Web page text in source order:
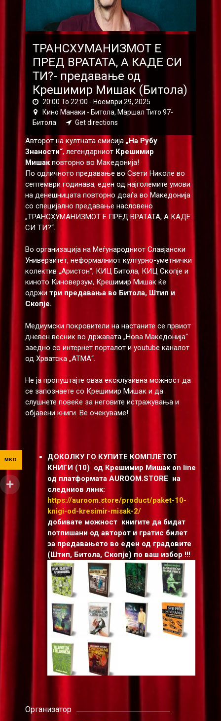
ТРАНСХУМАНИЗМОТ Е
ПРЕД ВРАТАТА, А КАДЕ СИ
ТИ?- предавање од
Крешимир Мишак (Битола)
20:00 To 22:00 - Ноември 29, 2025
Кино Манаки - Битола, Маршал Тито 97-
Битола
Get directions
Авторот на култната емисија „На Рубу
Знаности“, легендарниот Крешимир
Мишакповторно во Македонија!
По одличното предавање во Свети Николе во
септември годинава, еден од најголемите умови
на денешницата повторно доаѓа во Македонија
со специјално предавање насловено
„ТРАНСХУМАНИЗМОТ Е ПРЕД ВРАТАТА, А КАДЕ
СИ ТИ?“.
Во организација на Меѓународниот Славјански
Универзитет, неформалниот културно-уметнички
колектив „Аристон“, КИЦ Битола, КИЦ Скопје и
киното Киноверзум, Крешимир Мишак ќе
одржи три предавања во Битола, Штип и
Скопје.
Медиумски покровители на настаните се првиот
дневен весник во државата „Нова Македонија“
заедно со интернет порталот и youtube каналот
од Хрватска „АТМА“.
Не ја пропуштајте оваа ексклузивна можност да
се запознаете со Крешимир Мишак и да
слушнете повеќе за неговите истражувања и
објавени книги. Ве очекуваме!
ДОКОЛКУ ГО КУПИТЕ КОМПЛЕТОТ
КНИГИ (10) од Крешимир Мишак on line
од платформата AUROOM.STORE на
следниов линк:
https://auroom.store/product/paket-10-
knigi-od-kresimir-misak-2/
добивате можност книгите да бидат
потпишани од авторот и гратис билет
за предавањето во еден од градовите
(Штип, Битола, Скопjе) по ваш избор !!!
Организатор
MKD